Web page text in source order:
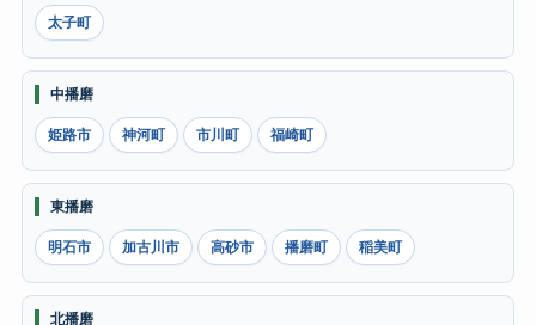
太子町
中播磨
姫路市
神河町 市川町 福崎町
東播磨
明石市
加古川市 高砂市 播磨町 稲美町
北播磨